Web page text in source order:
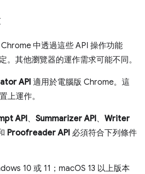
中透過這些 API 操作功能
。其他瀏覽器的運作需求可能不同。
API 適用於電腦版 Chrome。這
上運作。
API、 Summarizer API、 Writer
Proofreader API 必須符合下列條件
10 或 11；macOS 13 以上版本